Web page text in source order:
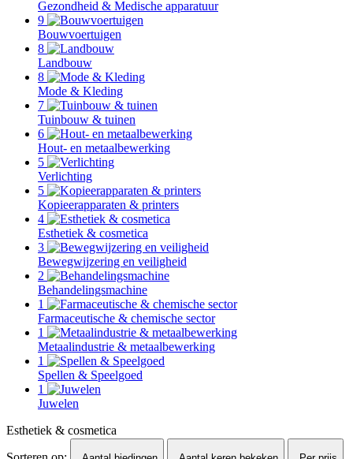
Gezondheid & Medische apparatuur
9
Bouwvoertuigen
8
Landbouw
8
Mode & Kleding
7
Tuinbouw & tuinen
6
Hout- en metaalbewerking
5
Verlichting
5
Kopieerapparaten & printers
4
Esthetiek & cosmetica
3
Bewegwijzering en veiligheid
2
Behandelingsmachine
1
Farmaceutische & chemische sector
1
Metaalindustrie & metaalbewerking
1
Spellen & Speelgoed
1
Juwelen
Esthetiek & cosmetica